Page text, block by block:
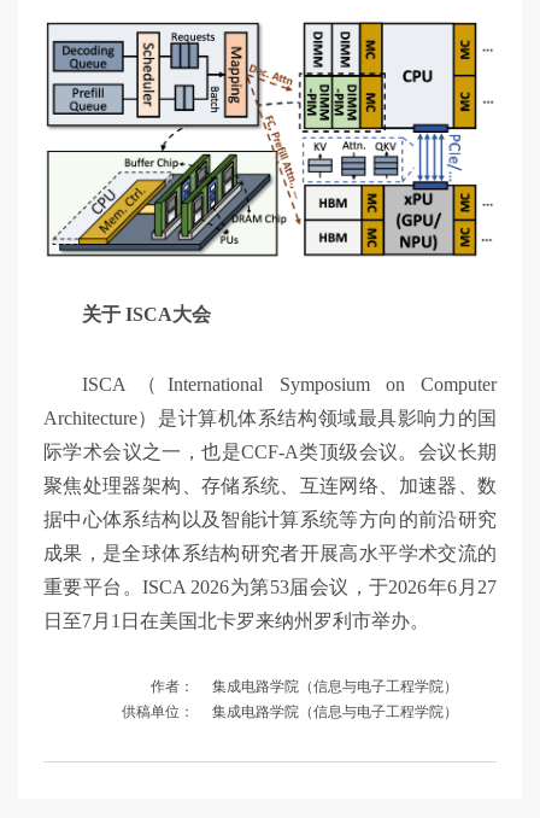
关于 ISCA大会
ISCA（International Symposium on Computer
Architecture）是计算机体系结构领域最具影响力的国
际学术会议之一，也是CCF-A类顶级会议。会议长期
聚焦处理器架构、存储系统、互连网络、加速器、数
据中心体系结构以及智能计算系统等方向的前沿研究
成果，是全球体系结构研究者开展高水平学术交流的
重要平台。ISCA 2026为第53届会议，于2026年6月27
日至7月1日在美国北卡罗来纳州罗利市举办。
作者：
集成电路学院（信息与电子工程学院）
供稿单位：
集成电路学院（信息与电子工程学院）